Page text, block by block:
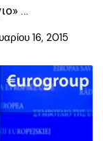
…
16, 2015